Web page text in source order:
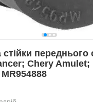
переднього
Chery Amulet;